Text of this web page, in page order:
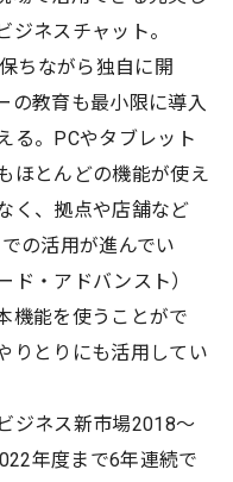
ジネスチャット。
ちながら独自に開
の教育も最小限に導入
る。PCやタブレット
ほとんどの機能が使え
く、拠点や店舗など
の活用が進んでい
ド・アドバンスト）
機能を使うことがで
りとりにも活用してい
ジネス新市場2018〜
年度まで6年連続で